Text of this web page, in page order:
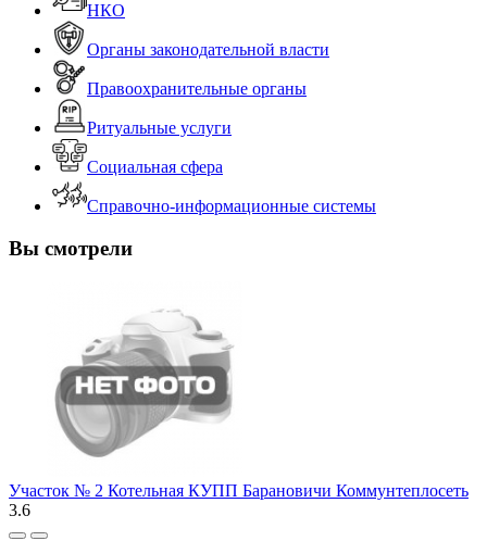
НКО
Органы законодательной власти
Правоохранительные органы
Ритуальные услуги
Социальная сфера
Справочно-информационные системы
Вы смотрели
Участок № 2 Котельная КУПП Барановичи Коммунтеплосеть
3.6